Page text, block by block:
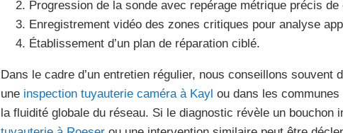
Progression de la sonde avec repérage métrique précis de
Enregistrement vidéo des zones critiques pour analyse
Établissement d’un plan de réparation ciblé.
Dans le cadre d’un entretien régulier, nous conseillons souvent
une inspection tuyauterie caméra à Kayl ou dans les
la fluidité globale du réseau. Si le diagnostic révèle un bouchon